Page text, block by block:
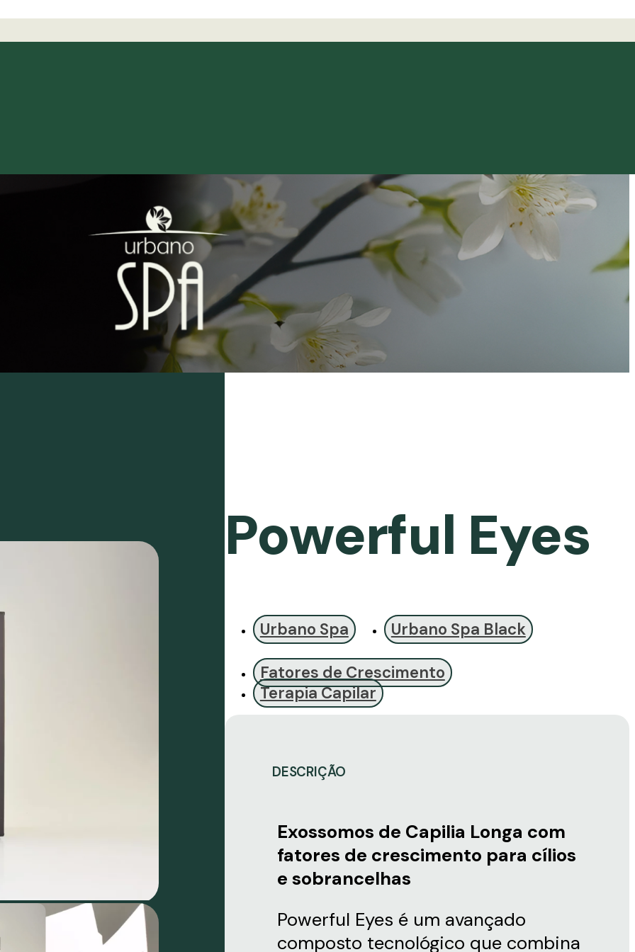
Powerful Eyes
Urbano Spa Urbano Spa Black
Fatores de Crescimento
Terapia Capilar
DESCRIÇÃO
Exossomos de Capilia Longa com
fatores de crescimento para cílios
e sobrancelhas
Powerful Eyes é um avançado
composto tecnológico que combina